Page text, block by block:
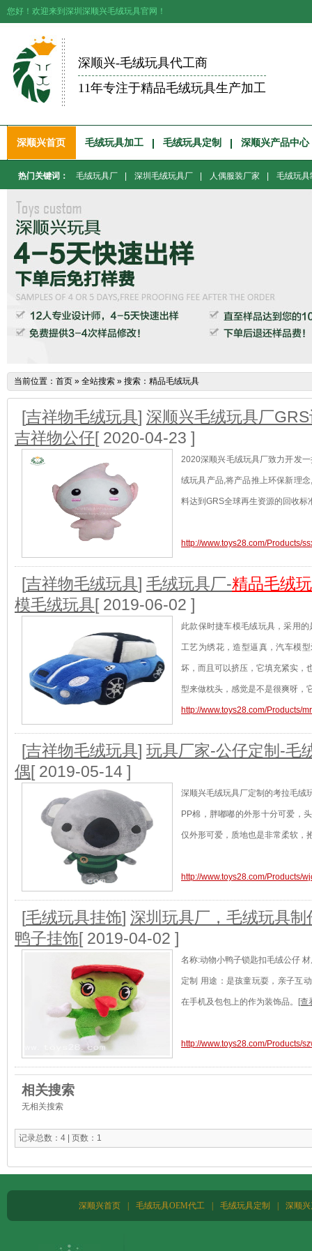
您好！欢迎来到深圳深顺兴毛绒玩具官网！
深顺兴-毛绒玩具代工商
11年专注于精品毛绒玩具生产加工
深顺兴首页 毛绒玩具加工 毛绒玩具定制 深顺兴产品中心
热门关键词： 毛绒玩具厂 深圳毛绒玩具厂 人偶服装厂家 毛绒玩具
当前位置： 首页 » 全站搜索 » 搜索：精品毛绒玩具
[吉祥物毛绒玩具] 深顺兴毛绒玩具厂
吉祥物公仔[ 2020-04-23 ]
2020深顺兴毛绒玩具厂致力开发
绒玩具产品,将产品推上环保新理
料达到GRS全球再生资源的回收标
http://www.toys28.com/Products/
[吉祥物毛绒玩具] 毛绒玩具厂-精品毛绒
模毛绒玩具[ 2019-06-02 ]
此款保时捷车模毛绒玩具，采用
工艺为绣花，造型逼真，汽车模
坏，而且可以挤压，它填充紧实，
型来做枕头，感觉是不是很爽呀，
[查看]
http://www.toys28.com/Products/
[吉祥物毛绒玩具] 玩具厂家-公仔定制-毛
偶[ 2019-05-14 ]
深顺兴毛绒玩具厂定制的考拉毛绒
PP棉，胖嘟嘟的外形十分可爱，
仅外形可爱，质地也是非常柔软，
http://www.toys28.com/Products/
[毛绒玩具挂饰] 深圳玩具厂，毛绒玩具
鸭子挂饰[ 2019-04-02 ]
名称:动物小鸭子锁匙扣毛绒公仔
定制 用途：是孩童玩耍，亲子互
在手机及包包上的作为装饰品。 [查
http://www.toys28.com/Products/
相关搜索
无相关搜索
记录总数：4 | 页数：1
深顺兴首页 毛绒玩具OEM代工 毛绒玩具定制 深顺